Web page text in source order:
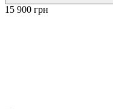
15 900 грн